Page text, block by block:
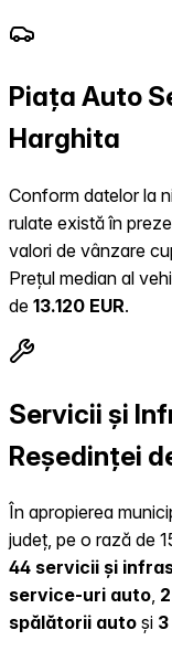
Piața Auto
Harghita
Conform datelor la
rulate există în
valori de vânzare
Prețul median al
de 13.120 EUR.
Servicii și
Reședinței
În apropierea
județ, pe o rază de
44 servicii și
service-uri auto,
spălătorii auto și